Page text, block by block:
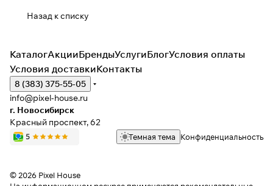
Назад к списку
КаталогАкцииБрендыУслугиБлогУсловия оплаты
Условия доставкиКонтакты
8 (383) 375-55-05
info@pixel-house.ru
г. Новосибирск
Красный проспект, 62
Темная тема Конфиденциальность
© 2026 Pixel House